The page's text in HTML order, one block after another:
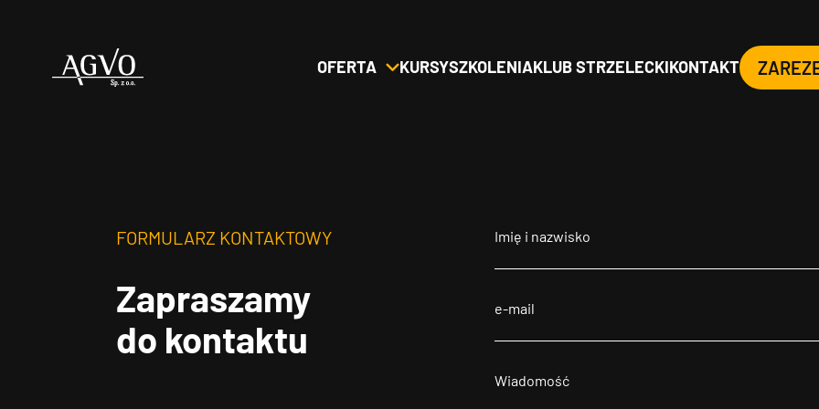
Header
OFERTA KURSYSZKOLENIAKLUB STRZELECKIKONTAKT
FORMULARZ KONTAKTOWY
Zapraszamy
do kontaktu